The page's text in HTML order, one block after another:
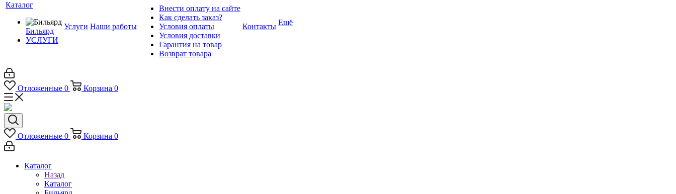
Каталог
Бильярд
УСЛУГИ
Услуги Наши работы
Внести оплату на сайте
Как сделать заказ?
Условия оплаты
Условия доставки
Гарантия на товар
Возврат товара
Контакты Ещё
Отложенные 0 Корзина 0
Отложенные 0 Корзина 0
Каталог
Назад
Каталог